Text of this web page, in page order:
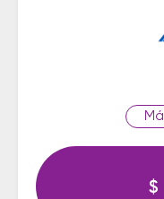
$